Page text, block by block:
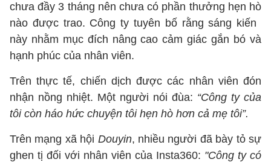
chưa đầy 3 tháng nên chưa có phần thưởng hẹn hò
nào được trao. Công ty tuyên bố rằng sáng kiến ​​
này nhằm mục đích nâng cao cảm giác gắn bó và
hạnh phúc của nhân viên.
Trên thực tế, chiến dịch được các nhân viên đón
nhận nồng nhiệt. Một người nói đùa: “Công ty của
tôi còn háo hức chuyện tôi hẹn hò hơn cả mẹ tôi”.
Trên mạng xã hội Douyin, nhiều người đã bày tỏ sự
ghen tị đối với nhân viên của Insta360: "Công ty có